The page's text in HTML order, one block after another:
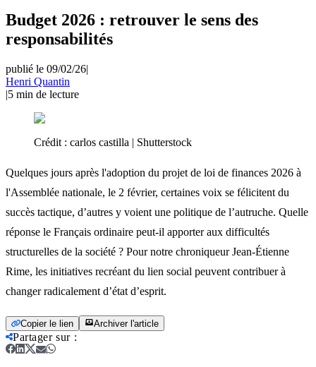
Budget 2026 : retrouver le sens des
responsabilités
publié le 09/02/26|
Henri Quantin
|5 min de lecture
Crédit : carlos castilla | Shutterstock
Quelques jours après l'adoption du projet de loi de finances 2026 à
l'Assemblée nationale, le 2 février, certaines voix se félicitent du
succès tactique, d’autres y voient une politique de l’autruche. Quelle
réponse le Français ordinaire peut-il apporter aux difficultés
structurelles de la société ? Pour notre chroniqueur Jean-Étienne
Rime, les initiatives recréant du lien social peuvent contribuer à
changer radicalement d’état d’esprit.
Copier le lien Archiver l'article
Partager sur: